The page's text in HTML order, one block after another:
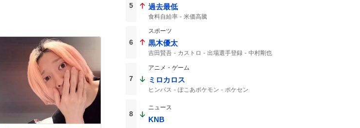
5 過去最低
食料自給率 米価高騰
6
スポーツ
黒木優太
吉田賢吾 カストロ 出場選手登録 中村剛也
7
アニメ・ゲーム
ミロカロス
ヒンバス ぽこあポケモン
ポケセン
8
ニュース
KNB